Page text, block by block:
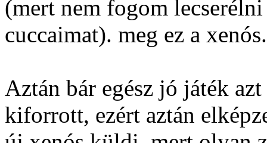
(mert nem fogom
cuccaimat). meg ez a xenós.
Aztán bár egész jó játék
kiforrott, ezért aztán